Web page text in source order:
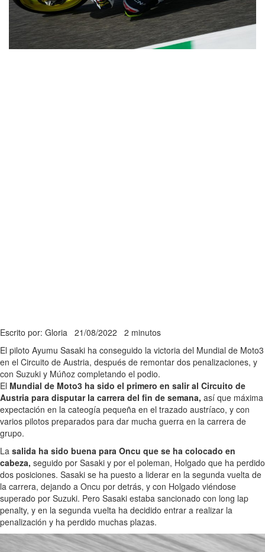
Escrito por: Gloria 21/08/2022 2 minutos
El piloto Ayumu Sasaki ha conseguido la victoria del Mundial de Moto3
en el Circuito de Austria, después de remontar dos penalizaciones, y
con Suzuki y Múñoz completando el podio.
El Mundial de Moto3 ha sido el primero en salir al Circuito de
Austria para disputar la carrera del fin de semana, así que máxima
expectación en la cateogía pequeña en el trazado austríaco, y con
varios pilotos preparados para dar mucha guerra en la carrera de
grupo.
La salida ha sido buena para Oncu que se ha colocado en
cabeza, seguido por Sasaki y por el poleman, Holgado que ha perdido
dos posiciones. Sasaki se ha puesto a liderar en la segunda vuelta de
la carrera, dejando a Oncu por detrás, y con Holgado viéndose
superado por Suzuki. Pero Sasaki estaba sancionado con long lap
penalty, y en la segunda vuelta ha decidido entrar a realizar la
penalización y ha perdido muchas plazas.